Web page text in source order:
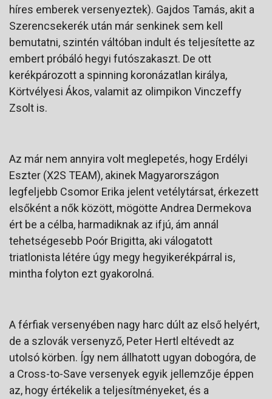
híres emberek versenyeztek). Gajdos Tamás, akit a
Szerencsekerék után már senkinek sem kell
bemutatni, szintén váltóban indult és teljesítette az
embert próbáló hegyi futószakaszt. De ott
kerékpározott a spinning koronázatlan királya,
Körtvélyesi Ákos, valamit az olimpikon Vinczeffy
Zsolt is.
Az már nem annyira volt meglepetés, hogy Erdélyi
Eszter (X2S TEAM), akinek Magyarországon
legfeljebb Csomor Erika jelent vetélytársat, érkezett
elsőként a nők között, mögötte Andrea Dermekova
ért be a célba, harmadiknak az ifjú, ám annál
tehetségesebb Poór Brigitta, aki válogatott
triatlonista létére úgy megy hegyikerékpárral is,
mintha folyton ezt gyakorolná.
A férfiak versenyében nagy harc dúlt az első helyért,
de a szlovák versenyző, Peter Hertl eltévedt az
utolsó körben. Így nem állhatott ugyan dobogóra, de
a Cross-to-Save versenyek egyik jellemzője éppen
az, hogy értékelik a teljesítményeket, és a